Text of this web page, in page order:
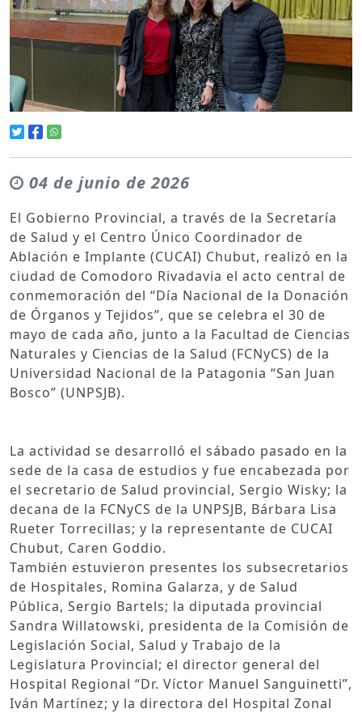
04 de junio de 2026
El Gobierno Provincial, a través de la Secretaría
de Salud y el Centro Único Coordinador de
Ablación e Implante (CUCAI) Chubut, realizó en la
ciudad de Comodoro Rivadavia el acto central de
conmemoración del “Día Nacional de la Donación
de Órganos y Tejidos”, que se celebra el 30 de
mayo de cada año, junto a la Facultad de Ciencias
Naturales y Ciencias de la Salud (FCNyCS) de la
Universidad Nacional de la Patagonia “San Juan
Bosco” (UNPSJB).
La actividad se desarrolló el sábado pasado en la
sede de la casa de estudios y fue encabezada por
el secretario de Salud provincial, Sergio Wisky; la
decana de la FCNyCS de la UNPSJB, Bárbara Lisa
Rueter Torrecillas; y la representante de CUCAI
Chubut, Caren Goddio.
También estuvieron presentes los subsecretarios
de Hospitales, Romina Galarza, y de Salud
Pública, Sergio Bartels; la diputada provincial
Sandra Willatowski, presidenta de la Comisión de
Legislación Social, Salud y Trabajo de la
Legislatura Provincial; el director general del
Hospital Regional “Dr. Víctor Manuel Sanguinetti”,
Iván Martínez; y la directora del Hospital Zonal